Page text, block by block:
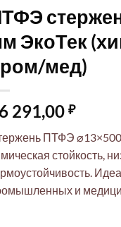
ЭкоТек
мед)
291,00 ₽
ПТФЭ
стойкость,
и